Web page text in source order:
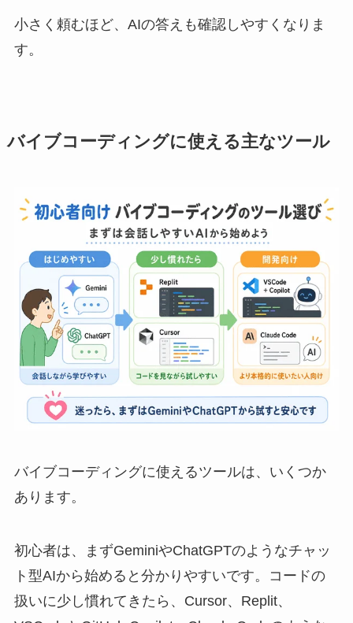
小さく頼むほど、AIの答えも確認しやすくなりま
す。
バイブコーディングに使える主なツール
バイブコーディングに使えるツールは、いくつか
あります。
初心者は、まずGeminiやChatGPTのようなチャッ
ト型AIから始めると分かりやすいです。コードの
扱いに少し慣れてきたら、Cursor、Replit、